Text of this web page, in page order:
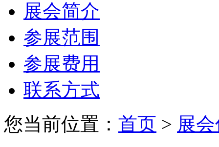
展会简介
参展范围
参展费用
联系方式
您当前位置： 首页 > 展